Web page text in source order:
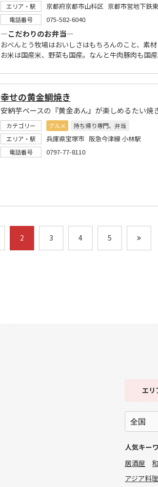
エリア・駅
京都府京都市山科区 京都市営地下鉄
電話番号 075-582-6040
―こだわりのお弁当―
おべんとう牧場はおいしさはもちろんのこと、素材
お米は国産米、野菜も国産。なんと牛肉豚肉も国
幸せの黄金鯛焼き
安納芋ベースの『黄金あん』が楽しめるたい焼
カテゴリー グルメ
持ち帰り専門、弁当
エリア・駅
兵庫県宝塚市 阪急今津線 小林駅
電話番号 0797-77-8110
2 3 4 5
エリ
人気キー
居酒屋
アジア料理